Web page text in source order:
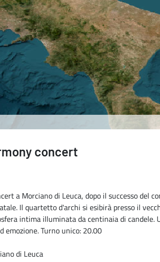
concert
a Morciano di Leuca, dopo il successo del
Il quartetto d'archi si esibirà presso il
intima illuminata da centinaia di candele.
emozione. Turno unico: 20.00
di Leuca